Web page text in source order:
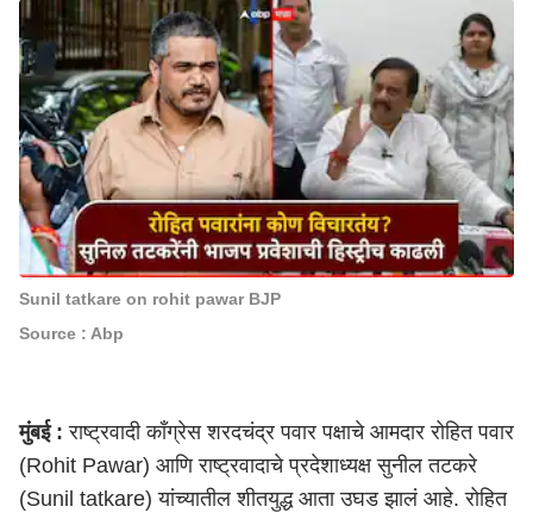
Sunil tatkare on rohit pawar BJP
Source : Abp
मुंबई:राष्ट्रवादी काँग्रेस शरदचंद्र पवार पक्षाचे आमदाररोहित पवार
(Rohit Pawar) आणि राष्ट्रवादाचे प्रदेशाध्यक्षसुनील तटकरे
(Sunil tatkare) यांच्यातील शीतयुद्ध आता उघड झालं आहे. रोहित